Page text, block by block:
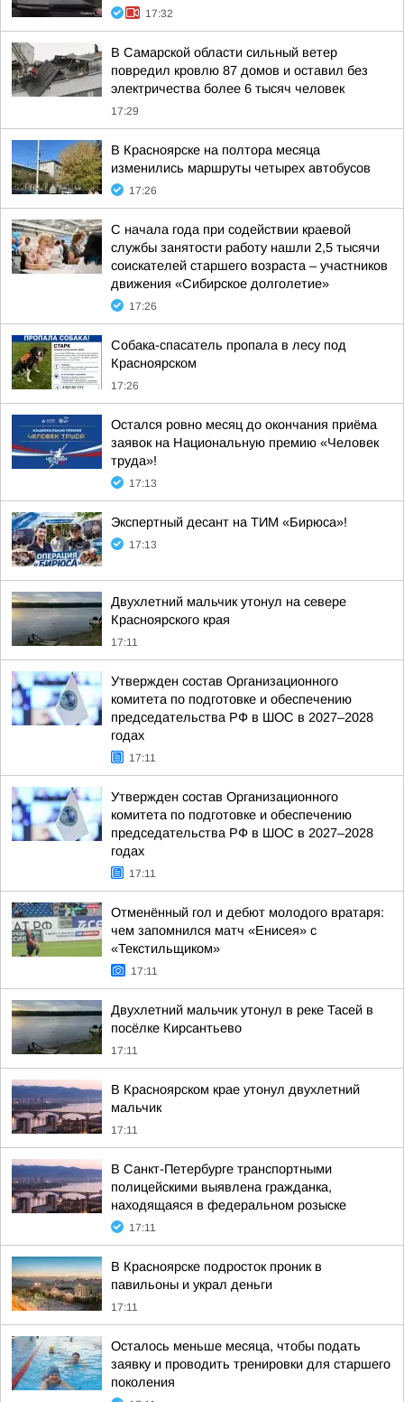
17:32
В Самарской области сильный ветер
повредил кровлю 87 домов и оставил без
электричества более 6 тысяч человек
17:29
В Красноярске на полтора месяца
изменились маршруты четырех автобусов
17:26
С начала года при содействии краевой
службы занятости работу нашли 2,5 тысячи
соискателей старшего возраста – участников
движения «Сибирское долголетие»
17:26
Собака-спасатель пропала в лесу под
Красноярском
17:26
Остался ровно месяц до окончания приёма
заявок на Национальную премию «Человек
труда»!
17:13
Экспертный десант на ТИМ «Бирюса»!
17:13
Двухлетний мальчик утонул на севере
Красноярского края
17:11
Утвержден состав Организационного
комитета по подготовке и обеспечению
председательства РФ в ШОС в 2027–2028
годах
17:11
Утвержден состав Организационного
комитета по подготовке и обеспечению
председательства РФ в ШОС в 2027–2028
годах
17:11
Отменённый гол и дебют молодого вратаря:
чем запомнился матч «Енисея» с
«Текстильщиком»
17:11
Двухлетний мальчик утонул в реке Тасей в
посёлке Кирсантьево
17:11
В Красноярском крае утонул двухлетний
мальчик
17:11
В Санкт-Петербурге транспортными
полицейскими выявлена гражданка,
находящаяся в федеральном розыске
17:11
В Красноярске подросток проник в
павильоны и украл деньги
17:11
Осталось меньше месяца, чтобы подать
заявку и проводить тренировки для старшего
поколения